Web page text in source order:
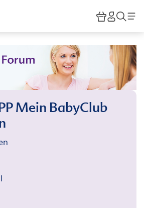
HiPP
Mein BabyClub